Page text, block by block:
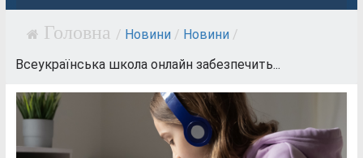
/ Новини / Новини /
Всеукраїнська школа онлайн забезпечить...